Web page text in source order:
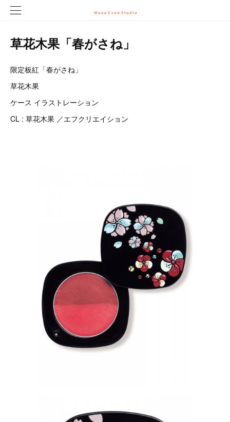
草花木果「春がさね」
限定板紅「春がさね」
草花木果
ケース イラストレーション
CL : 草花木果 ／エフクリエイション